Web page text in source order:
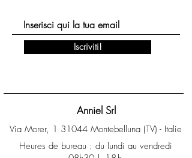
Anniel Srl
Heures de bureau : du lundi au vendredi
Iscriviti!
Via Morer, 1 31044 Montebelluna (TV) - Italie